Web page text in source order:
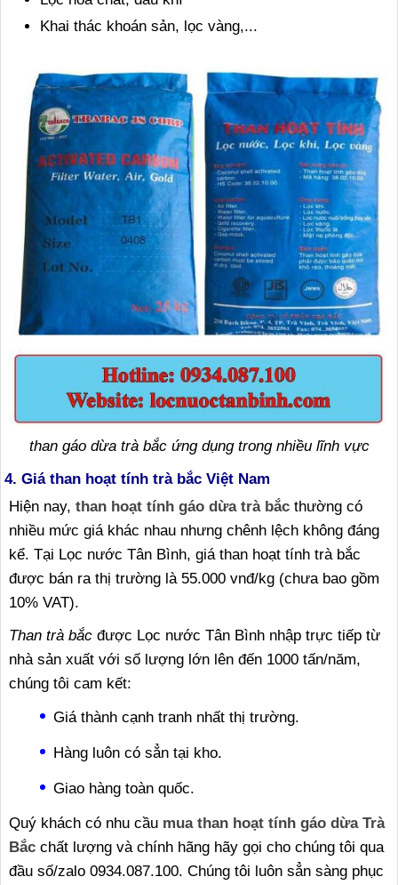
Khai thác khoán sản, lọc vàng,...
than gáo dừa trà bắc ứng dụng trong nhiều lĩnh vực
4. Giá than hoạt tính trà bắc Việt Nam
Hiện nay, than hoạt tính gáo dừa trà bắc thường có
nhiều mức giá khác nhau nhưng chênh lệch không đáng
kể. Tại Lọc nước Tân Bình, giá than hoạt tính trà bắc
được bán ra thị trường là 55.000 vnđ/kg (chưa bao gồm
10% VAT).
Than trà bắc được Lọc nước Tân Bình nhập trực tiếp từ
nhà sản xuất với số lượng lớn lên đến 1000 tấn/năm,
chúng tôi cam kết:
Giá thành cạnh tranh nhất thị trường.
Hàng luôn có sẳn tại kho.
Giao hàng toàn quốc.
Quý khách có nhu cầu mua than hoạt tính gáo dừa Trà
Bắc chất lượng và chính hãng hãy gọi cho chúng tôi qua
đầu số/zalo 0934.087.100. Chúng tôi luôn sẳn sàng phục